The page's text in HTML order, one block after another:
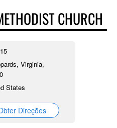
CHURCH
Virginia,
States
Direções